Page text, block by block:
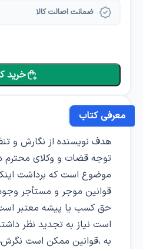
ضمانت اصالت کالا
خرید
معرفی کتاب
هدف نویسنده از نگارش و
توجه قضات و وکلای محترم
موضوع است که برداشت
قوانین موجر و مستأجر
حق کسب یا پیشه معتبر
است نیاز به تجدید نظر
به ،قوانین ممکن است